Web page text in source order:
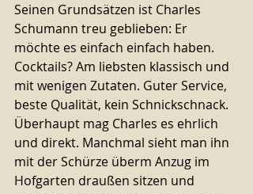
Seinen Grundsätzen ist Charles
Schumann treu geblieben: Er
möchte es einfach einfach haben.
Cocktails? Am liebsten klassisch und
mit wenigen Zutaten. Guter Service,
beste Qualität, kein Schnickschnack.
Überhaupt mag Charles es ehrlich
und direkt. Manchmal sieht man ihn
mit der Schürze überm Anzug im
Hofgarten draußen sitzen und